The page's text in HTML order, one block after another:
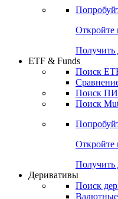
Получить
Поиск
Откройте
Получить
ETF & Funds
Поиск
Откройте